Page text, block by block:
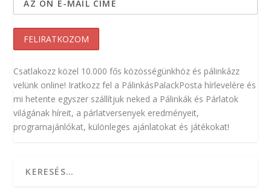
Csatlakozz közel 10.000 fős közösségünkhöz és pálinkázz
velünk online! Iratkozz fel a PálinkásPalackPosta hírlevelére és
mi hetente egyszer szállítjuk neked a Pálinkák és Párlatok
világának híreit, a párlatversenyek eredményeit,
programajánlókat, különleges ajánlatokat és játékokat!